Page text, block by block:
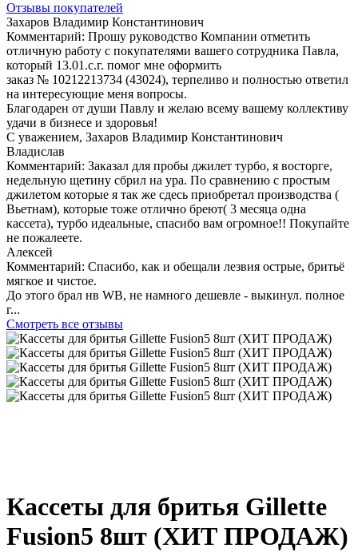
Отзывы покупателей
Захаров Владимир Константинович
Комментарий: Прошу руководство Компании отметить
отличную работу с покупателями вашего сотрудника Павла,
который 13.01.с.г. помог мне оформить
заказ № 10212213734 (43024), терпеливо и полностью ответил
на интересующие меня вопросы.
Благодарен от души Павлу и желаю всему вашему коллективу
удачи в бизнесе и здоровья!
С уважением, Захаров Владимир Константинович
Владислав
Комментарий: Заказал для пробы джилет турбо, я восторге,
недельную щетину сбрил на ура. По сравнению с простым
джилетом которые я так же сдесь приобретал производства (
Вьетнам), которые тоже отлично бреют( 3 месяца одна
кассета), турбо идеальные, спасибо вам огромное!! Покупайте
не пожалеете.
Алексей
Комментарий: Спасибо, как и обещали лезвия острые, бритьё
мягкое и чистое.
До этого брал нв WB, не намного дешевле - выкинул. полное
г...
Смотреть все отзывы
Кассеты для бритья Gillette
Fusion5 8шт (ХИТ ПРОДАЖ)